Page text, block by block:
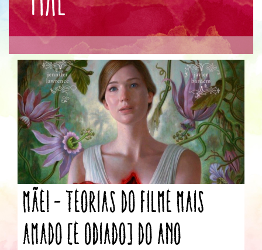
Mãe! – Teorias do filme mais
amado [e odiado] do ano